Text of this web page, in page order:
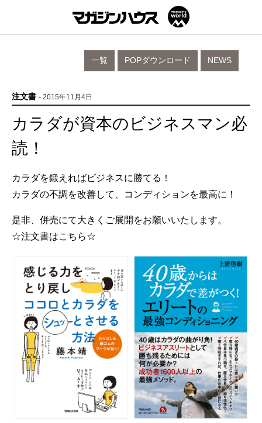
NEWS
POPダウンロード
一覧
注文書 - 2015年11月4日
カラダが資本のビジネスマン必
読！
カラダを鍛えればビジネスに勝てる！
カラダの不調を改善して、コンディションを最高に！
是非、併売にて大きくご展開をお願いいたします。
☆注文書はこちら☆